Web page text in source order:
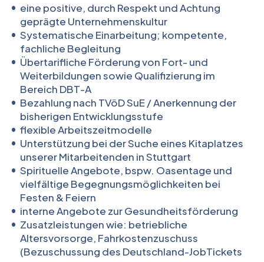
eine positive, durch Respekt und Achtung
geprägte Unternehmenskultur
Systematische Einarbeitung; kompetente,
fachliche Begleitung
Übertarifliche Förderung von Fort- und
Weiterbildungen sowie Qualifizierung im
Bereich DBT-A
Bezahlung nach TVöD SuE / Anerkennung der
bisherigen Entwicklungsstufe
flexible Arbeitszeitmodelle
Unterstützung bei der Suche eines Kitaplatzes
unserer Mitarbeitenden in Stuttgart
Spirituelle Angebote, bspw. Oasentage und
vielfältige Begegnungsmöglichkeiten bei
Festen & Feiern
interne Angebote zur Gesundheitsförderung
Zusatzleistungen wie: betriebliche
Altersvorsorge, Fahrkostenzuschuss
(Bezuschussung des Deutschland-JobTickets